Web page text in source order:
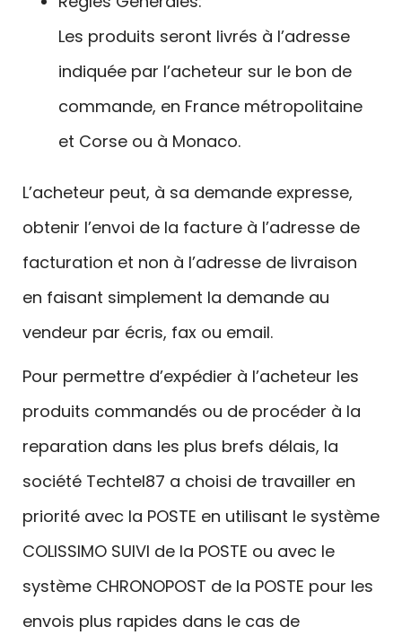
Les produits seront livrés à l’adresse
indiquée par l’acheteur sur le bon de
commande, en France métropolitaine
et Corse ou à Monaco.
L’acheteur peut, à sa demande expresse,
obtenir l’envoi de la facture à l’adresse de
facturation et non à l’adresse de livraison
en faisant simplement la demande au
vendeur par écris, fax ou email.
Pour permettre d’expédier à l’acheteur les
produits commandés ou de procéder à la
reparation dans les plus brefs délais, la
société Techtel87 a choisi de travailler en
priorité avec la POSTE en utilisant le système
COLISSIMO SUIVI de la POSTE ou avec le
système CHRONOPOST de la POSTE pour les
envois plus rapides dans le cas de